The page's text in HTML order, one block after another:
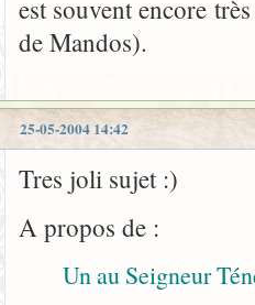
est souvent encore
de Mandos).
25-05-2004 14:42
Tres joli sujet :)
A propos de :
Un au Seigneur